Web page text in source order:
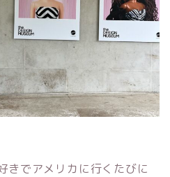
でアメリカに行くたびに